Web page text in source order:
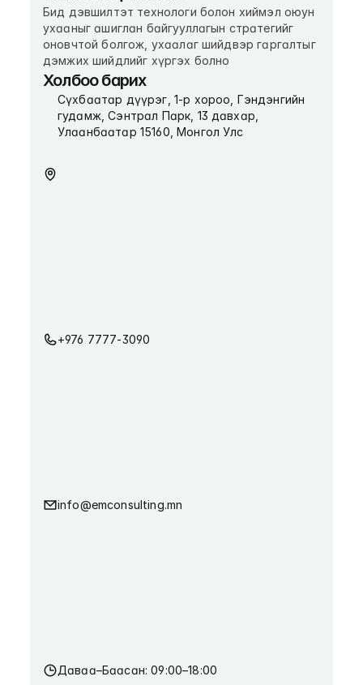
Бид дэвшилтэт технологи болон хиймэл оюун
ухааныг ашиглан байгууллагын стратегийг
оновчтой болгож, ухаалаг шийдвэр гаргалтыг
дэмжих шийдлийг хүргэх болно
Холбоо барих
Сүхбаатар дүүрэг, 1-р хороо, Гэндэнгийн
гудамж, Сэнтрал Парк, 13 давхар,
Улаанбаатар 15160, Монгол Улс
+976 7777-3090
info@emconsulting.mn
Даваа–Баасан: 09:00–18:00